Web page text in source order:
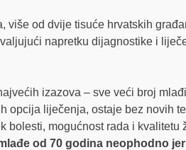
više od dvije tisuće hrvatskih
napretku dijagnostike i
izazova – sve veći broj
opcija liječenja, ostaje bez novih
bolesti, mogućnost rada i kvalitetu
od 70 godina neophodno